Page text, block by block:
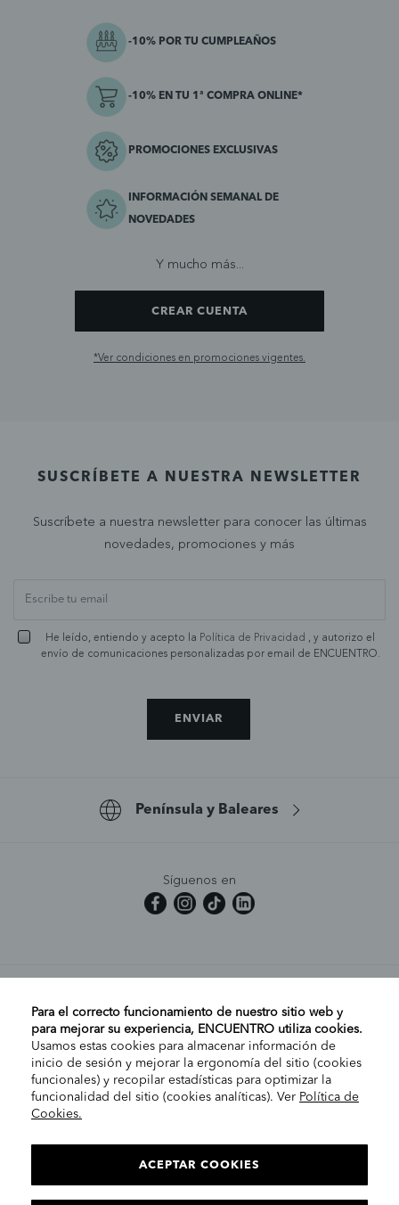
-10% POR TU CUMPLEAÑOS
-10% EN TU 1ª COMPRA ONLINE*
PROMOCIONES EXCLUSIVAS
INFORMACIÓN SEMANAL DE
NOVEDADES
Y mucho más...
CREAR CUENTA
*Ver condiciones en promociones vigentes.
SUSCRÍBETE A NUESTRA NEWSLETTER
Suscríbete a nuestra newsletter para conocer las últimas
novedades, promociones y más
He leído, entiendo y acepto la Política de Privacidad , y autorizo el
envío de comunicaciones personalizadas por email de ENCUENTRO.
ENVIAR
Península y Baleares
Síguenos en
MI CUENTA
AYUDA
EMPRESA
INFORMACIÓN LEGAL
Para el correcto funcionamiento de nuestro sitio web y
para mejorar su experiencia, ENCUENTRO utiliza cookies.
Usamos estas cookies para almacenar información de
inicio de sesión y mejorar la ergonomía del sitio (cookies
funcionales) y recopilar estadísticas para optimizar la
funcionalidad del sitio (cookies analíticas). Ver Política de
Cookies.
ACEPTAR COOKIES